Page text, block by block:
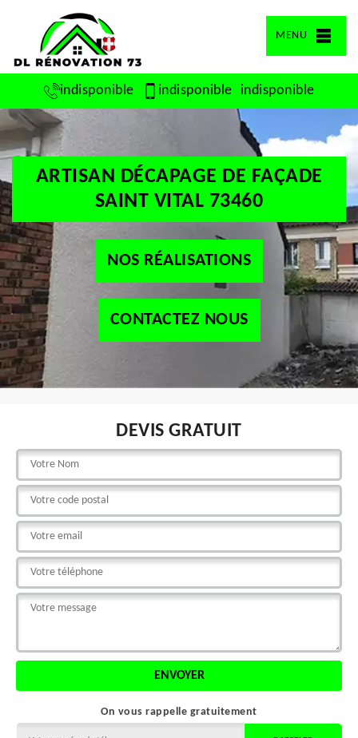
MENU
indisponible indisponible indisponible
ARTISAN DÉCAPAGE DE FAÇADE
SAINT VITAL 73460
NOS RÉALISATIONS
CONTACTEZ NOUS
DEVIS GRATUIT
On vous rappelle gratuitement